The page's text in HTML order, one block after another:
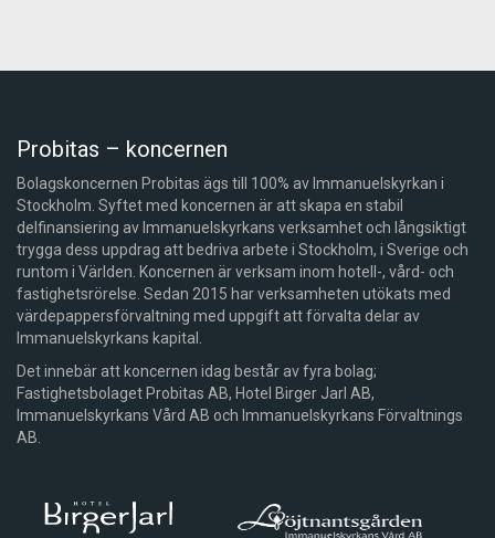
Probitas – koncernen
Bolagskoncernen Probitas ägs till 100% av Immanuelskyrkan i
Stockholm. Syftet med koncernen är att skapa en stabil
delfinansiering av Immanuelskyrkans verksamhet och långsiktigt
trygga dess uppdrag att bedriva arbete i Stockholm, i Sverige och
runtom i Världen. Koncernen är verksam inom hotell-, vård- och
fastighetsrörelse. Sedan 2015 har verksamheten utökats med
värdepappersförvaltning med uppgift att förvalta delar av
Immanuelskyrkans kapital.
Det innebär att koncernen idag består av fyra bolag;
Fastighetsbolaget Probitas AB, Hotel Birger Jarl AB,
Immanuelskyrkans Vård AB och Immanuelskyrkans Förvaltnings
AB.